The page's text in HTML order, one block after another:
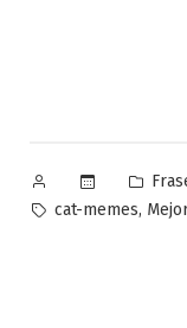
Publicado
por
en
Etiquetas:
cat-memes,